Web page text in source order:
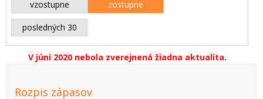
vzostupne zostupne
posledných 30
V júni 2020 nebola zverejnená žiadna aktualita.
Rozpis zápasov